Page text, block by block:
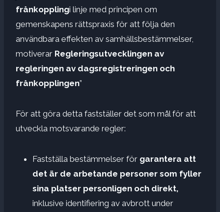
frånkopplingi linje med principen om
gemenskapens rättspraxis för att följa den
användbara effekten av samhällsbestämmelser,
motiverar Regleringsutvecklingen av
regleringen av dagsregistreringen och
frånkopplingen”
För att göra detta fastställer det som mål för att
utveckla motsvarande regler:
Fastställa bestämmelser för garantera att
det är de arbetande personer som fyller
sina platser personligen och direkt,
inklusive identifiering av avbrott under